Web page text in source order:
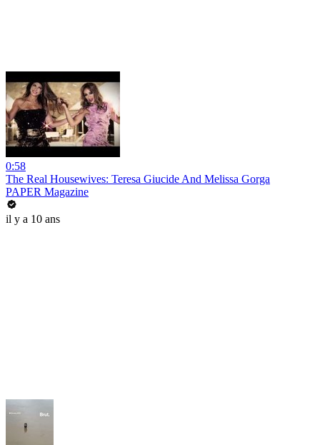
0:58
The Real Housewives: Teresa Giucide And Melissa Gorga
PAPER Magazine
il y a 10 ans